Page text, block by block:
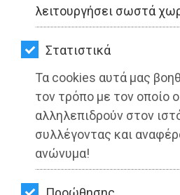
λειτουργήσει σωστά
Στατιστικά
Τα cookies αυτά μας
τον τρόπο με τον οποίο
αλληλεπιδρούν στον
συλλέγοντας και
ανώνυμα!
ΥΓΕΙΑ
LIFESTYLE
ΤΑΞΙΔΙΑ
ΕΞΟΔΟΣ
ΠΕΡΙΒΑΛΛΟΝ
ΚΑΤΟΙΚΙΔΙΟ
Συνάντηση εργασίας
Λυκουρέντζου για τις